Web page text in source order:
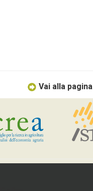
Vai alla